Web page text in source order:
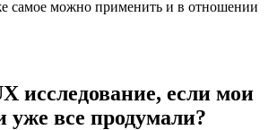
самое можно применить и в отношении
исследование, если мои
уже все продумали?